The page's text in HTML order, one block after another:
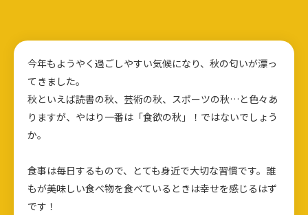
今年もようやく過ごしやすい気候になり、秋の匂いが漂っ
てきました。
秋といえば読書の秋、芸術の秋、スポーツの秋…と色々あ
りますが、やはり一番は「食欲の秋」！ではないでしょう
か。
食事は毎日するもので、とても身近で大切な習慣です。誰
もが美味しい食べ物を食べているときは幸せを感じるはず
です！